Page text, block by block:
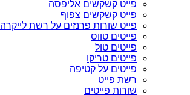
פייט קשקשים אליפסה
פייט קשקשים צפוף
פייט שורות פרנזים על רשת לייקרה
פייטים טווס
פייטים טול
פייטים טריקו
פייטים על קטיפה
רשת פייט
שורות פייטים